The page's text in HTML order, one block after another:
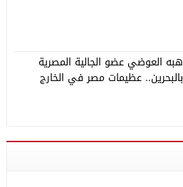
هبه العوضي عضو الجالية المصرية
بالبحرين.. عظيمات مصر في الخارج